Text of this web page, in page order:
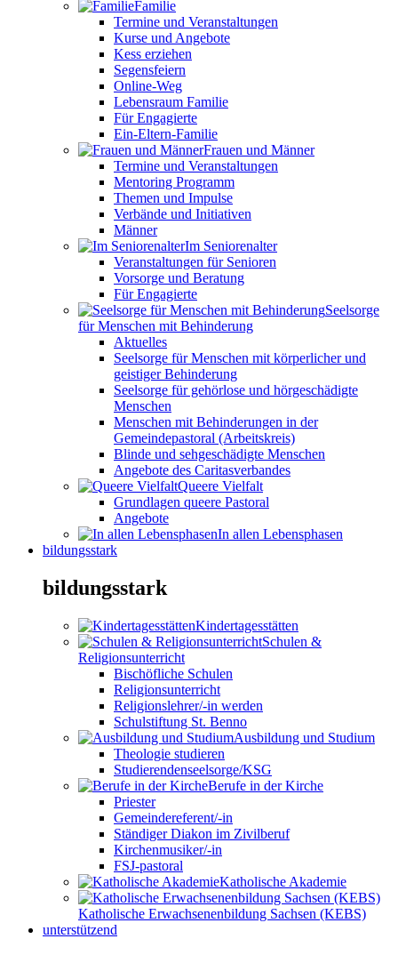
Familie
Termine und Veranstaltungen
Kurse und Angebote
Kess erziehen
Segensfeiern
Online-Weg
Lebensraum Familie
Für Engagierte
Ein-Eltern-Familie
Frauen und Männer
Termine und Veranstaltungen
Mentoring Programm
Themen und Impulse
Verbände und Initiativen
Männer
Im Seniorenalter
Veranstaltungen für Senioren
Vorsorge und Beratung
Für Engagierte
Seelsorge
für Menschen mit Behinderung
Aktuelles
Seelsorge für Menschen mit körperlicher und
geistiger Behinderung
Seelsorge für gehörlose und hörgeschädigte
Menschen
Menschen mit Behinderungen in der
Gemeindepastoral (Arbeitskreis)
Blinde und sehgeschädigte Menschen
Angebote des Caritasverbandes
Queere Vielfalt
Grundlagen queere Pastoral
Angebote
In allen Lebensphasen
bildungsstark
bildungsstark
Kindertagesstätten
Schulen &
Religionsunterricht
Bischöfliche Schulen
Religionsunterricht
Religionslehrer/-in werden
Schulstiftung St. Benno
Ausbildung und Studium
Theologie studieren
Studierendenseelsorge/KSG
Berufe in der Kirche
Priester
Gemeindereferent/-in
Ständiger Diakon im Zivilberuf
Kirchenmusiker/-in
FSJ-pastoral
Katholische Akademie
Katholische Erwachsenenbildung Sachsen (KEBS)
unterstützend